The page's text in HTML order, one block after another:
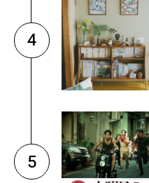
4
5